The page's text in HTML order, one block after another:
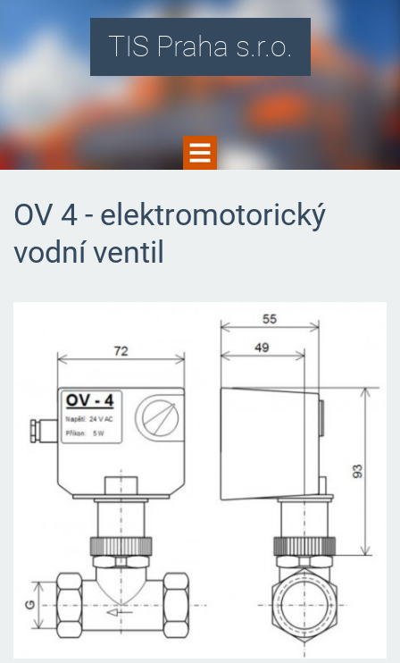
TIS Praha s.r.o.
OV 4 - elektromotorický
vodní ventil